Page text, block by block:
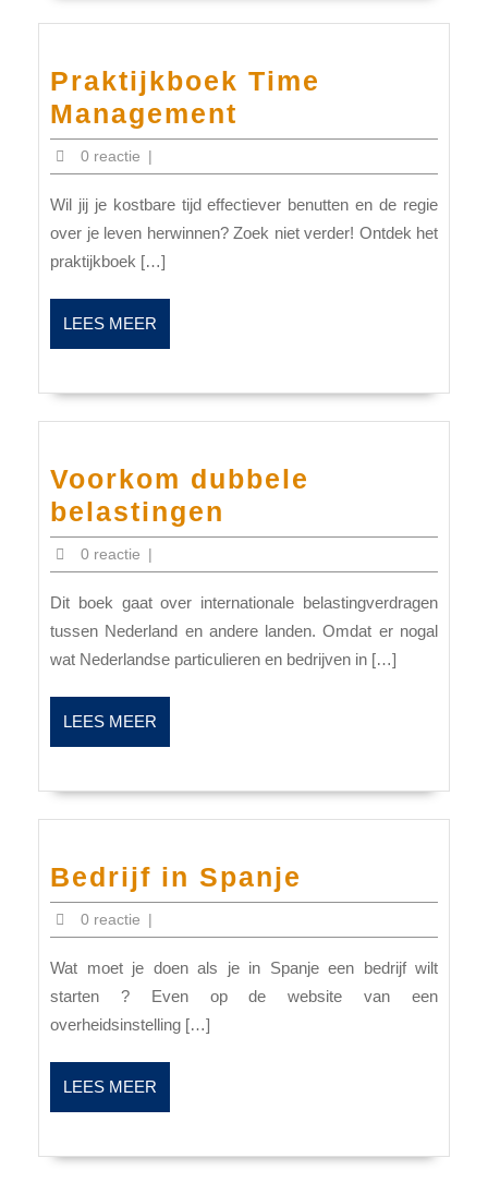
Praktijkboek Time
Management
Time
Management
0 reactie |
Wil jij je kostbare tijd effectiever benutten en de regie
over je leven herwinnen? Zoek niet verder! Ontdek het
praktijkboek […]
LEES MEER
MEER
Voorkom dubbele
belastingen
dubbele
belastingen
0 reactie |
Dit boek gaat over internationale belastingverdragen
tussen Nederland en andere landen. Omdat er nogal
wat Nederlandse particulieren en bedrijven in […]
LEES MEER
MEER
Bedrijf in Spanje
in
Spanje
0 reactie |
Wat moet je doen als je in Spanje een bedrijf wilt
starten ? Even op de website van een
overheidsinstelling […]
LEES MEER
MEER